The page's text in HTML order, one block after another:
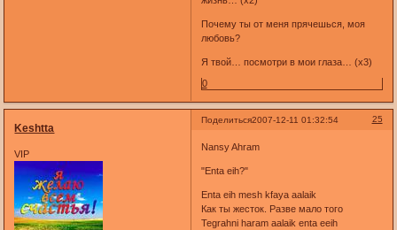
Почему ты от меня прячешься, моя
любовь?
Я твой… посмотри в мои глаза… (x3)
0
Поделиться 25
2007-12-11 01:32:54
Keshtta
VIP
Nansy Ahram
"Enta eih?"
Enta eih mesh kfaya aalaik
Как ты жесток. Разве мало того
Tegrahni haram aalaik enta eeih